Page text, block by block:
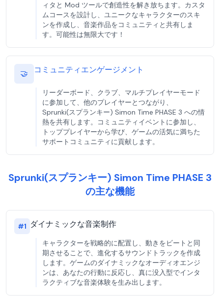
ィタと Mod ツールで創造性を解き放ちます。カスタ
ムコースを設計し、ユニークなキャラクターのスキ
ンを作成し、音楽作品をコミュニティと共有しま
す。可能性は無限大です！
🤝 コミュニティエンゲージメント
リーダーボード、クラブ、マルチプレイヤーモード
に参加して、他のプレイヤーとつながり、
Sprunki(スプランキー) Simon Time PHASE 3 への情
熱を共有します。コミュニティイベントに参加し、
トッププレイヤーから学び、ゲームの活気に満ちた
サポートコミュニティに貢献します。
Sprunki(スプランキー) Simon Time PHASE 3
の主な機能
#1 ダイナミックな音楽制作
キャラクターを戦略的に配置し、動きをビートと同
期させることで、進化するサウンドトラックを作成
します。ゲームのダイナミックなオーディオエンジ
ンは、あなたの行動に反応し、真に没入型でインタ
ラクティブな音楽体験を生み出します。